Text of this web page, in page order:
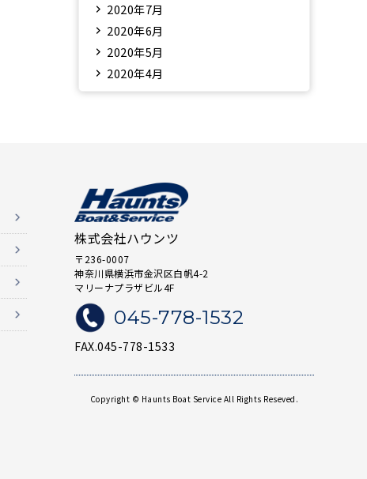
2020年7月
2020年6月
2020年5月
2020年4月
株式会社ハウンツ
〒236-0007
神奈川県横浜市金沢区白帆4-2
マリーナプラザビル4F
045-778-1532
FAX.045-778-1533
Copyright © Haunts Boat Service All Rights Reseved.